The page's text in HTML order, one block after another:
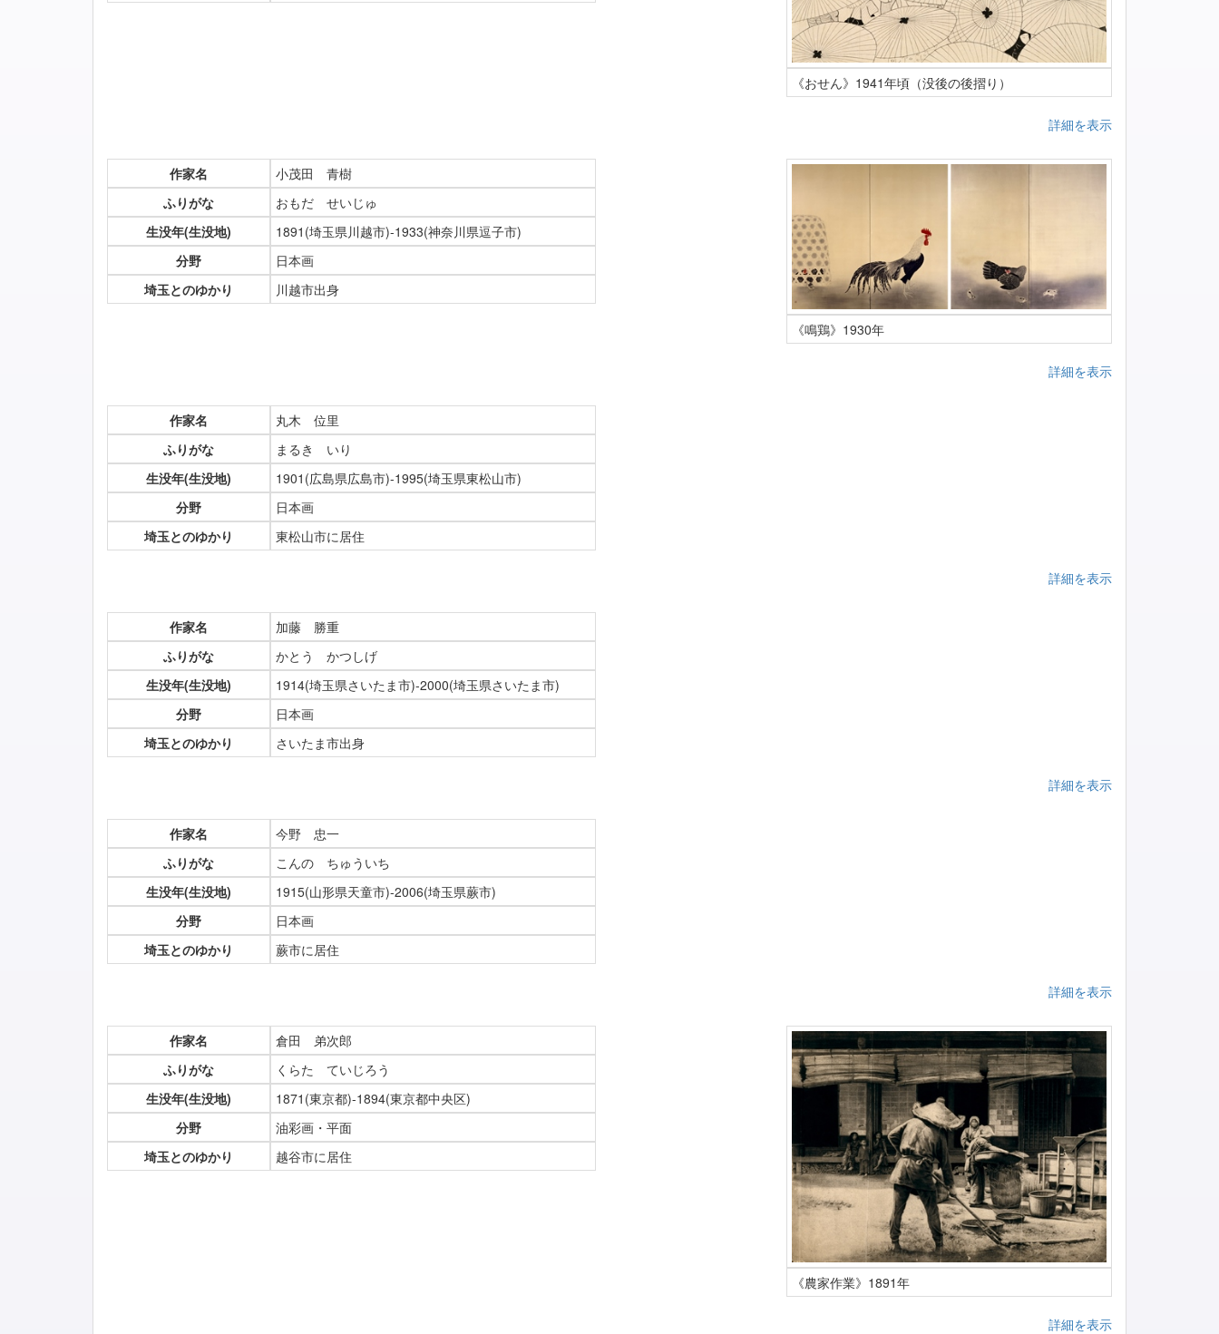
《おせん》1941年頃（没後の後摺り）
詳細を表示
作家名
小茂田 青樹
ふりがな
おもだ せいじゅ
生没年(生没地)
1891(埼玉県川越市)-1933(神奈川県逗子市)
分野
日本画
埼玉とのゆかり
川越市出身
《鳴鶏》1930年
詳細を表示
作家名
丸木 位里
ふりがな
まるき いり
生没年(生没地)
1901(広島県広島市)-1995(埼玉県東松山市)
分野
日本画
埼玉とのゆかり
東松山市に居住
詳細を表示
作家名
加藤 勝重
ふりがな
かとう かつしげ
生没年(生没地)
1914(埼玉県さいたま市)-2000(埼玉県さいたま市)
分野
日本画
埼玉とのゆかり
さいたま市出身
詳細を表示
作家名
今野 忠一
ふりがな
こんの ちゅういち
生没年(生没地)
1915(山形県天童市)-2006(埼玉県蕨市)
分野
日本画
埼玉とのゆかり
蕨市に居住
詳細を表示
作家名
倉田 弟次郎
ふりがな
くらた ていじろう
生没年(生没地)
1871(東京都)-1894(東京都中央区)
分野
油彩画・平面
埼玉とのゆかり
越谷市に居住
《農家作業》1891年
詳細を表示